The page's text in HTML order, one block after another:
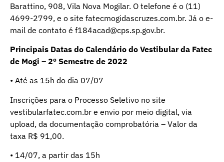
Barattino, 908, Vila Nova Mogilar. O telefone é o (11)
4699-2799, e o site fatecmogidascruzes.com.br. Já o e-
mail de contato é f184acad@cps.sp.gov.br.
Principais Datas do Calendário do Vestibular da Fatec
de Mogi – 2º Semestre de 2022
• Até as 15h do dia 07/07
Inscrições para o Processo Seletivo no site
vestibularfatec.com.br e envio por meio digital, via
upload, da documentação comprobatória – Valor da
taxa R$ 91,00.
• 14/07, a partir das 15h